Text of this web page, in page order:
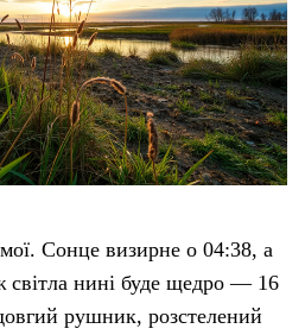
Сонце визирне о 04:38, а
світла нині буде щедро — 16
рушник, розстелений